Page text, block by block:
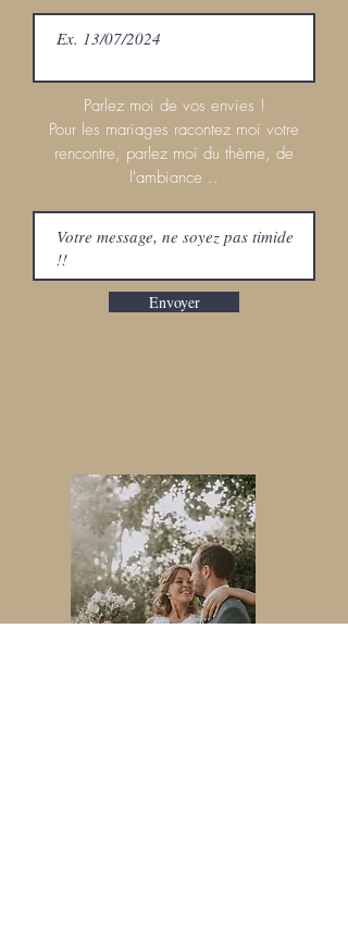
Parlez moi de vos envies !
Pour les mariages racontez moi votre
rencontre, parlez moi du thème, de
l'ambiance ..
Envoyer